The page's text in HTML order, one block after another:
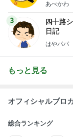
あべかわ
3
四十路
日記
はやパパ
もっと見る
オフィシャルブロ
総合ランキング